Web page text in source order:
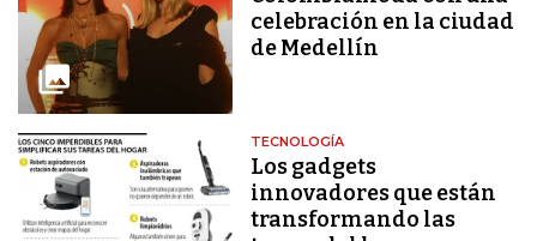
celebración en la ciudad
de Medellín
TECNOLOGÍA
Los gadgets
innovadores que están
transformando las